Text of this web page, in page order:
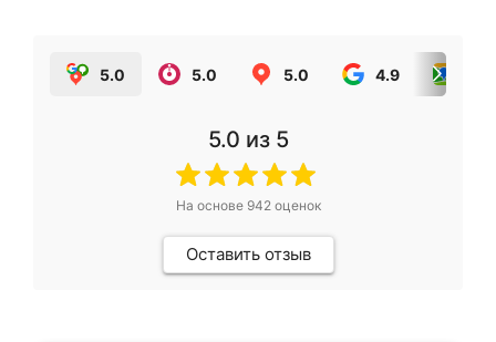
5.0 5.0 5.0 4.9
5.0 из 5
На основе 942оценок
Оставить отзыв